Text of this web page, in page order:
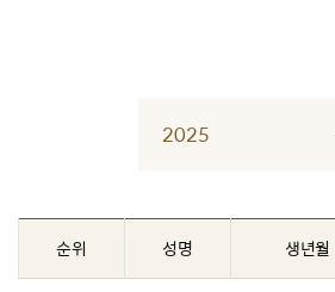
2025
순위 성명 생년월